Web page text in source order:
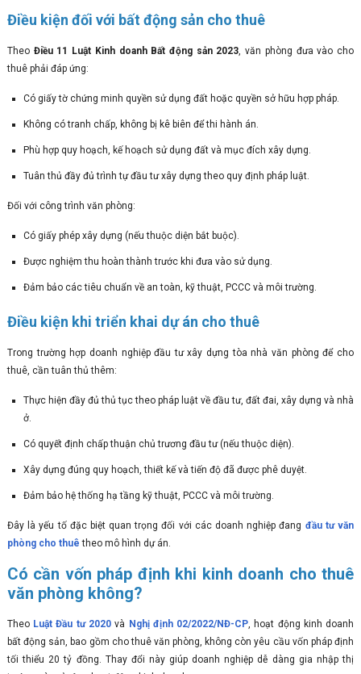
Điều kiện đối với bất động sản cho thuê
Theo Điều 11 Luật Kinh doanh Bất động sản 2023, văn phòng đưa vào cho
thuê phải đáp ứng:
Có giấy tờ chứng minh quyền sử dụng đất hoặc quyền sở hữu hợp pháp.
Không có tranh chấp, không bị kê biên để thi hành án.
Phù hợp quy hoạch, kế hoạch sử dụng đất và mục đích xây dựng.
Tuân thủ đầy đủ trình tự đầu tư xây dựng theo quy định pháp luật.
Đối với công trình văn phòng:
Có giấy phép xây dựng (nếu thuộc diện bắt buộc).
Được nghiệm thu hoàn thành trước khi đưa vào sử dụng.
Đảm bảo các tiêu chuẩn về an toàn, kỹ thuật, PCCC và môi trường.
Điều kiện khi triển khai dự án cho thuê
Trong trường hợp doanh nghiệp đầu tư xây dựng tòa nhà văn phòng để cho
thuê, cần tuân thủ thêm:
Thực hiện đầy đủ thủ tục theo pháp luật về đầu tư, đất đai, xây dựng và nhà
ở.
Có quyết định chấp thuận chủ trương đầu tư (nếu thuộc diện).
Xây dựng đúng quy hoạch, thiết kế và tiến độ đã được phê duyệt.
Đảm bảo hệ thống hạ tầng kỹ thuật, PCCC và môi trường.
Đây là yếu tố đặc biệt quan trọng đối với các doanh nghiệp đang đầu tư văn
phòng cho thuê theo mô hình dự án.
Có cần vốn pháp định khi kinh doanh cho thuê
văn phòng không?
Theo Luật Đầu tư 2020 và Nghị định 02/2022/NĐ-CP, hoạt động kinh doanh
bất động sản, bao gồm cho thuê văn phòng, không còn yêu cầu vốn pháp định
tối thiểu 20 tỷ đồng. Thay đổi này giúp doanh nghiệp dễ dàng gia nhập thị